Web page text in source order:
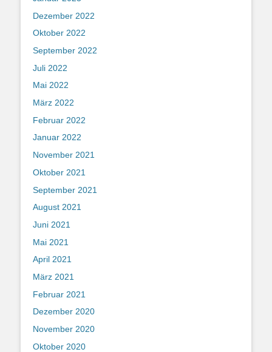
Dezember 2022
Oktober 2022
September 2022
Juli 2022
Mai 2022
März 2022
Februar 2022
Januar 2022
November 2021
Oktober 2021
September 2021
August 2021
Juni 2021
Mai 2021
April 2021
März 2021
Februar 2021
Dezember 2020
November 2020
Oktober 2020